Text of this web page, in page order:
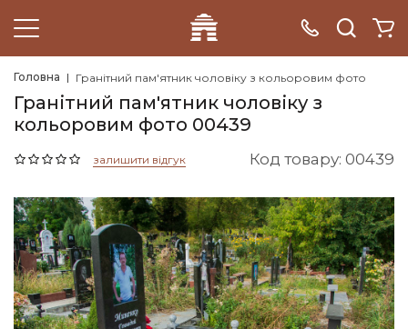
Головна Гранітний пам'ятник чоловіку з кольоровим фото
Гранітний пам'ятник чоловіку з
кольоровим фото 00439
залишити відгук Код товару: 00439